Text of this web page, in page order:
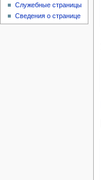
Служебные страницы
Сведения о странице